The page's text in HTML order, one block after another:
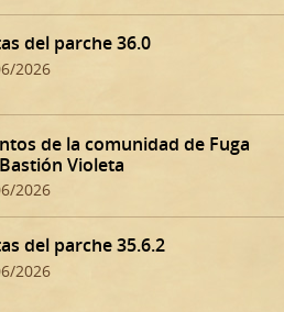
del parche 36.0
2026
de la comunidad de Fuga
Violeta
2026
del parche 35.6.2
2026